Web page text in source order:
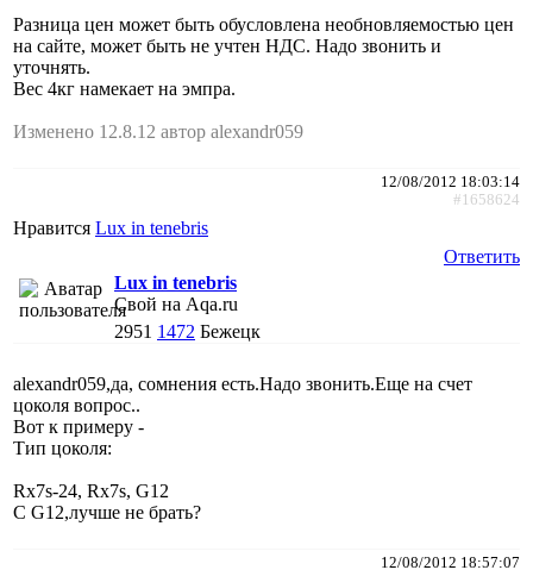
Разница цен может быть обусловлена необновляемостью цен
на сайте, может быть не учтен НДС. Надо звонить и
уточнять.
Вес 4кг намекает на эмпра.
Изменено 12.8.12 автор alexandr059
12/08/2012 18:03:14
#1658624
Нравится Lux in tenebris
Ответить
Lux in tenebris
Свой на Aqa.ru
2951 1472 Бежецк
alexandr059,да, сомнения есть.Надо звонить.Еще на счет
цоколя вопрос..
Вот к примеру -
Тип цоколя:
Rx7s-24, Rx7s, G12
С G12,лучше не брать?
12/08/2012 18:57:07